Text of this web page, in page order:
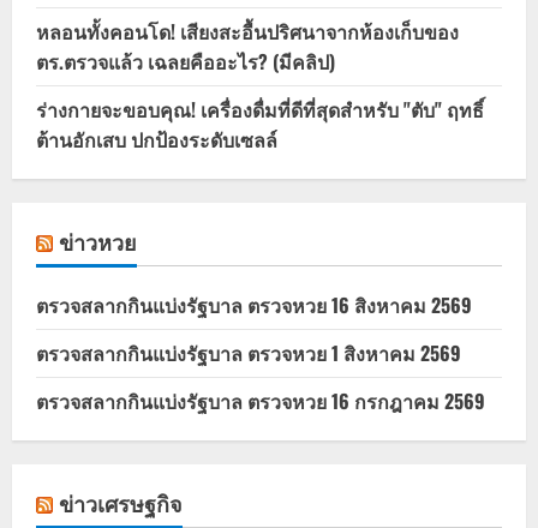
หลอนทั้งคอนโด! เสียงสะอื้นปริศนาจากห้องเก็บของ
ตร.ตรวจแล้ว เฉลยคืออะไร? (มีคลิป)
ร่างกายจะขอบคุณ! เครื่องดื่มที่ดีที่สุดสำหรับ "ตับ" ฤทธิ์
ต้านอักเสบ ปกป้องระดับเซลล์
ข่าวหวย
ตรวจสลากกินแบ่งรัฐบาล ตรวจหวย 16 สิงหาคม 2569
ตรวจสลากกินแบ่งรัฐบาล ตรวจหวย 1 สิงหาคม 2569
ตรวจสลากกินแบ่งรัฐบาล ตรวจหวย 16 กรกฎาคม 2569
ข่าวเศรษฐกิจ